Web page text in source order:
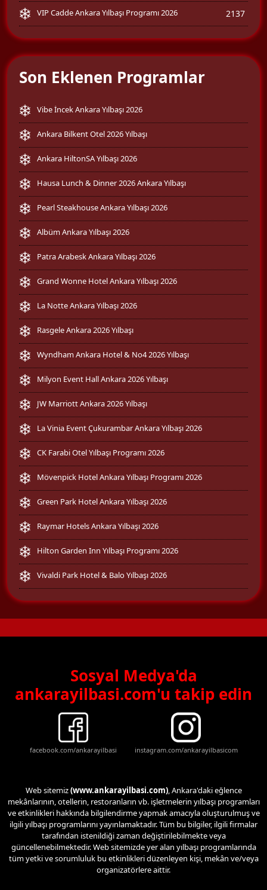
VIP Cadde Ankara Yılbaşı Programı 2026 2137
Son Eklenen Programlar
Vibe İncek Ankara Yılbaşı 2026
Ankara Bilkent Otel 2026 Yılbaşı
Ankara HiltonSA Yılbaşı 2026
Hausa Lunch & Dinner 2026 Ankara Yılbaşı
Pearl Steakhouse Ankara Yılbaşı 2026
Albüm Ankara Yılbaşı 2026
Patra Arabesk Ankara Yılbaşı 2026
Grand Wonne Hotel Ankara Yılbaşı 2026
La Notte Ankara Yılbaşı 2026
Rasgele Ankara 2026 Yılbaşı
Wyndham Ankara Hotel & No4 2026 Yılbaşı
Milyon Event Hall Ankara 2026 Yılbaşı
JW Marriott Ankara 2026 Yılbaşı
La Vinia Event Çukurambar Ankara Yılbaşı 2026
CK Farabi Otel Yılbaşı Programı 2026
Mövenpick Hotel Ankara Yılbaşı Programı 2026
Green Park Hotel Ankara Yılbaşı 2026
Raymar Hotels Ankara Yılbaşı 2026
Hilton Garden Inn Yılbaşı Programı 2026
Vivaldi Park Hotel & Balo Yılbaşı 2026
Sosyal Medya'da
ankarayilbasi.com'u takip edin
facebook.com/ankarayilbasi instagram.com/ankarayilbasicom
Web sitemiz(www.ankarayilbasi.com), Ankara'daki eğlence
mekânlarının, otellerin, restoranların vb. işletmelerin yılbaşı programları
ve etkinlikleri hakkında bilgilendirme yapmak amacıyla oluşturulmuş ve
ilgili yılbaşı programlarını yayınlamaktadır. Tüm bu bilgiler, ilgili firmalar
tarafından istenildiği zaman değiştirilebilmekte veya
güncellenebilmektedir. Web sitemizde yer alan yılbaşı programlarında
tüm yetki ve sorumluluk bu etkinlikleri düzenleyen kişi, mekân ve/veya
organizatörlere aittir.